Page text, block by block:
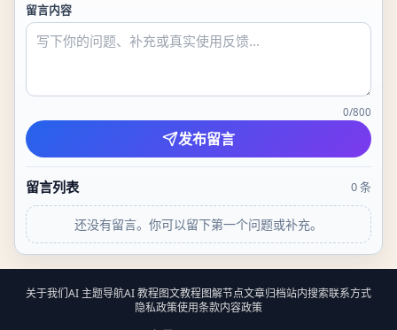
留言内容
0/800
发布留言
留言列表 0条
还没有留言。你可以留下第一个问题或补充。
关于我们AI 主题导航AI 教程图文教程图解节点文章归档站内搜索联系方式
隐私政策使用条款内容政策